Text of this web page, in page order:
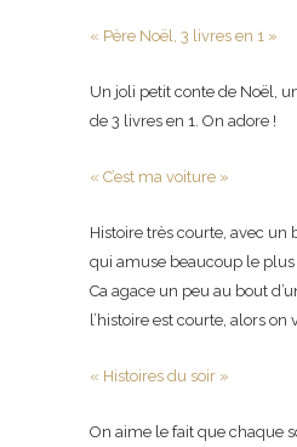
« Père Noël, 3 livres en 1 »
Un joli petit conte de Noël,
de 3 livres en 1. On adore !
« C’est ma voiture »
Histoire très courte, avec un
qui amuse beaucoup le
Ca agace un peu au bout
l’histoire est courte, alors on
« Histoires du soir »
On aime le fait que chaque